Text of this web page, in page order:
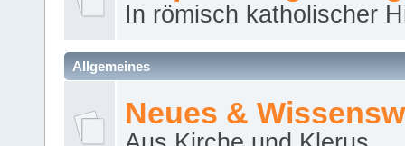
In römisch katholischer
Allgemeines
Neues &